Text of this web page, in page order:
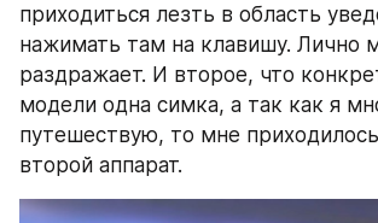
приходиться лезть в область
нажимать там на клавишу. Лично
раздражает. И второе, что
модели одна симка, а так как я
путешествую, то мне
второй аппарат.